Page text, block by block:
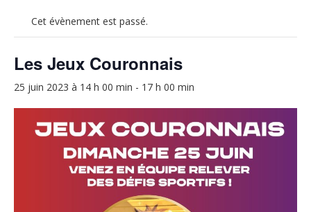
Cet évènement est passé.
Les Jeux Couronnais
25 juin 2023 à 14 h 00 min - 17 h 00 min